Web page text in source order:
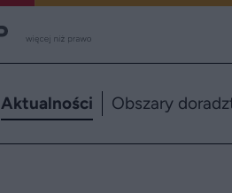
Aktualności Obszary